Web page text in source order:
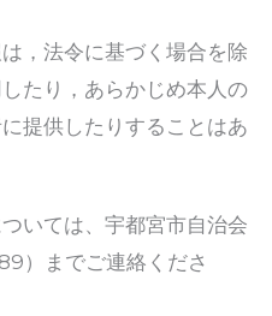
，法令に基づく場合を除
たり，あらかじめ本人の
提供したりすることはあ
いては、宇都宮市自治会
）までご連絡くださ